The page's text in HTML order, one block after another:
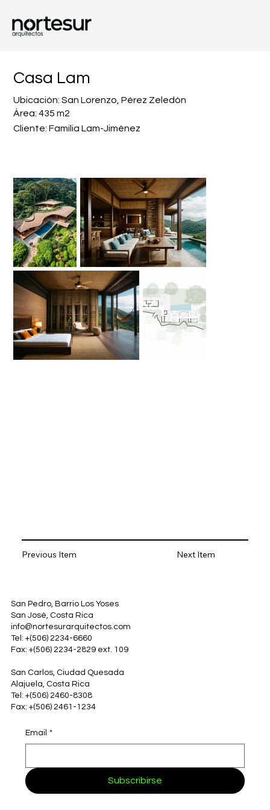
Casa Lam
Ubicación: San Lorenzo, Pérez Zeledón
Área: 435 m2
Cliente: Familia Lam-Jiménez
Previous Item Next Item
San Pedro, Barrio Los Yoses
San José, Costa Rica
info@nortesurarquitectos.com
Tel: +(506) 2234-6660
Fax: +(506) 2234-2829 ext. 109
San Carlos, Ciudad Quesada
Alajuela, Costa Rica
Tel: +(506) 2460-8308
Fax: +(506) 2461-1234
Email *
Subscribirse